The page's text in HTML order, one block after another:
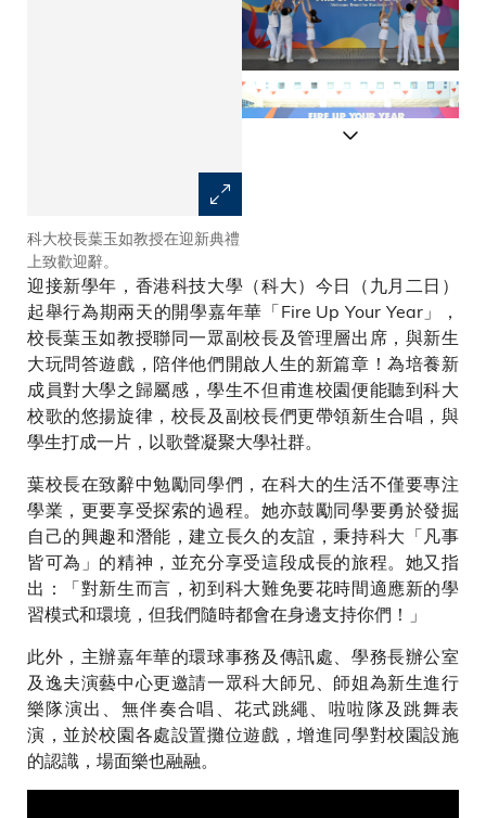
科大校長葉玉如教授在迎新典禮
上致歡迎辭。
五）、副校長（行政）譚嘉因教
授（左五）、副校長（研究及發
展）鄭光廷教授（右四）、副校
長（大學拓展）汪揚教授（左
四），與師生一同合唱校歌。
迎接新學年，香港科技大學（科大）今日（九月二日）
起舉行為期兩天的開學嘉年華「Fire Up Your Year」，
校長葉玉如教授聯同一眾副校長及管理層出席，與新生
大玩問答遊戲，陪伴他們開啟人生的新篇章！為培養新
成員對大學之歸屬感，學生不但甫進校園便能聽到科大
校歌的悠揚旋律，校長及副校長們更帶領新生合唱，與
學生打成一片，以歌聲凝聚大學社群。
葉校長在致辭中勉勵同學們，在科大的生活不僅要專注
學業，更要享受探索的過程。她亦鼓勵同學要勇於發掘
自己的興趣和潛能，建立長久的友誼，秉持科大「凡事
皆可為」的精神，並充分享受這段成長的旅程。她又指
出：「對新生而言，初到科大難免要花時間適應新的學
習模式和環境，但我們隨時都會在身邊支持你們！」
此外，主辦嘉年華的環球事務及傳訊處、學務長辦公室
及逸夫演藝中心更邀請一眾科大師兄、師姐為新生進行
樂隊演出、無伴奏合唱、花式跳繩、啦啦隊及跳舞表
演，並於校園各處設置攤位遊戲，增進同學對校園設施
的認識，場面樂也融融。